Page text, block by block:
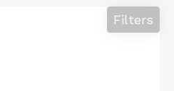
Filters